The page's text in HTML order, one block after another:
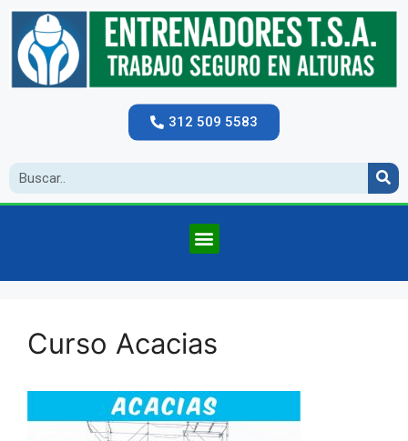
312 509 5583
Curso Acacias